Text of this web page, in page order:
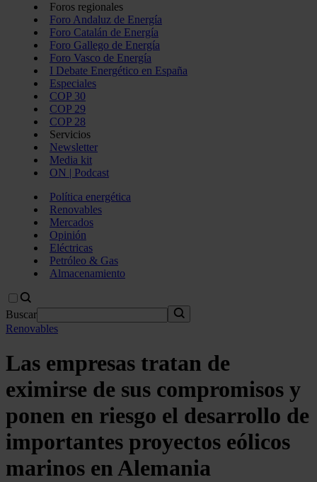
Foros regionales
Foro Andaluz de Energía
Foro Catalán de Energía
Foro Gallego de Energía
Foro Vasco de Energía
I Debate Energético en España
Especiales
COP 30
COP 29
COP 28
Servicios
Newsletter
Media kit
ON | Podcast
Política energética
Renovables
Mercados
Opinión
Eléctricas
Petróleo & Gas
Almacenamiento
Buscar
Renovables
Las empresas tratan de
eximirse de sus compromisos y
ponen en riesgo el desarrollo de
importantes proyectos eólicos
marinos en Alemania